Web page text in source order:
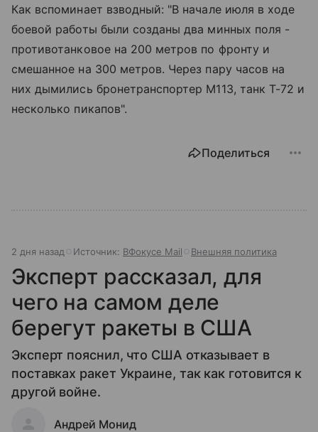
Как вспоминает взводный: "В начале июля в ходе
боевой работы были созданы два минных поля -
противотанковое на 200 метров по фронту и
смешанное на 300 метров. Через пару часов на
них дымились бронетранспортер М113, танк Т-72 и
несколько пикапов".
Поделиться
2 дня назад Источник: ВФокусе Mail Внешняя политика
Эксперт рассказал, для
чего на самом деле
берегут ракеты в США
Эксперт пояснил, что США отказывает в
поставках ракет Украине, так как готовится к
другой войне.
Андрей Монид